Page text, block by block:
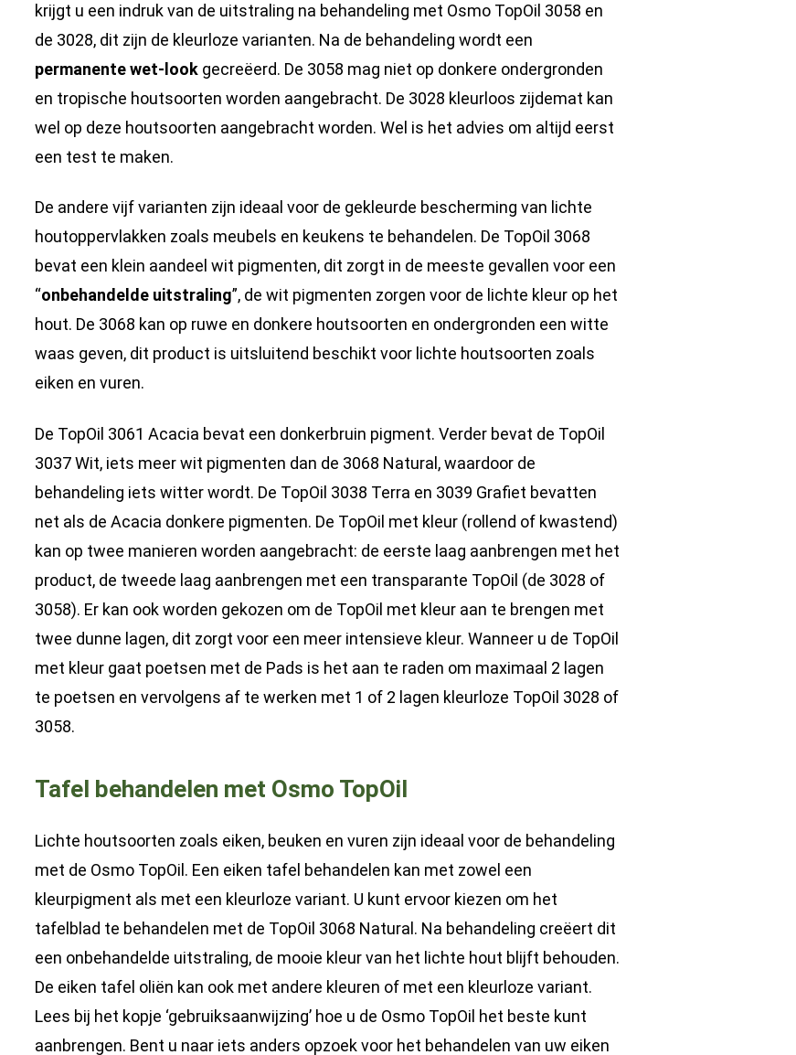
krijgt u een indruk van de uitstraling na behandeling met Osmo TopOil 3058 en
de 3028, dit zijn de kleurloze varianten. Na de behandeling wordt een
permanente wet-look gecreëerd. De 3058 mag niet op donkere ondergronden
en tropische houtsoorten worden aangebracht. De 3028 kleurloos zijdemat kan
wel op deze houtsoorten aangebracht worden. Wel is het advies om altijd eerst
een test te maken.
De andere vijf varianten zijn ideaal voor de gekleurde bescherming van lichte
houtoppervlakken zoals meubels en keukens te behandelen. De TopOil 3068
bevat een klein aandeel wit pigmenten, dit zorgt in de meeste gevallen voor een
“onbehandelde uitstraling”, de wit pigmenten zorgen voor de lichte kleur op het
hout. De 3068 kan op ruwe en donkere houtsoorten en ondergronden een witte
waas geven, dit product is uitsluitend beschikt voor lichte houtsoorten zoals
eiken en vuren.
De TopOil 3061 Acacia bevat een donkerbruin pigment. Verder bevat de TopOil
3037 Wit, iets meer wit pigmenten dan de 3068 Natural, waardoor de
behandeling iets witter wordt. De TopOil 3038 Terra en 3039 Grafiet bevatten
net als de Acacia donkere pigmenten. De TopOil met kleur (rollend of kwastend)
kan op twee manieren worden aangebracht: de eerste laag aanbrengen met het
product, de tweede laag aanbrengen met een transparante TopOil (de 3028 of
3058). Er kan ook worden gekozen om de TopOil met kleur aan te brengen met
twee dunne lagen, dit zorgt voor een meer intensieve kleur. Wanneer u de TopOil
met kleur gaat poetsen met de Pads is het aan te raden om maximaal 2 lagen
te poetsen en vervolgens af te werken met 1 of 2 lagen kleurloze TopOil 3028 of
3058.
Tafel behandelen met Osmo TopOil
Lichte houtsoorten zoals eiken, beuken en vuren zijn ideaal voor de behandeling
met de Osmo TopOil. Een eiken tafel behandelen kan met zowel een
kleurpigment als met een kleurloze variant. U kunt ervoor kiezen om het
tafelblad te behandelen met de TopOil 3068 Natural. Na behandeling creëert dit
een onbehandelde uitstraling, de mooie kleur van het lichte hout blijft behouden.
De eiken tafel oliën kan ook met andere kleuren of met een kleurloze variant.
Lees bij het kopje ‘gebruiksaanwijzing’ hoe u de Osmo TopOil het beste kunt
aanbrengen. Bent u naar iets anders opzoek voor het behandelen van uw eiken